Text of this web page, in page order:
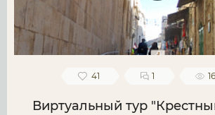
41 1
Виртуальный тур